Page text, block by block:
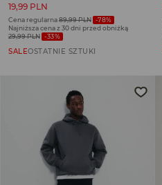
19,99 PLN
Cena regularna89,99 PLN -78%
Najniższa cena z 30 dni przed obniżką
29,99 PLN -33%
SALEOSTATNIE SZTUKI